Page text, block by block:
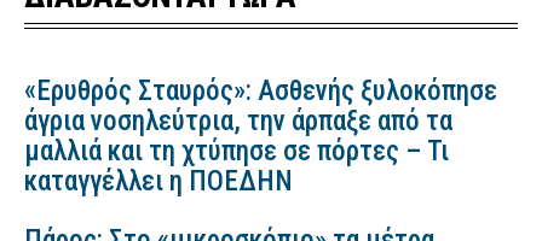
«Ερυθρός Σταυρός»: Ασθενής ξυλοκόπησε
άγρια νοσηλεύτρια, την άρπαξε από τα
μαλλιά και τη χτύπησε σε πόρτες – Τι
καταγγέλλει η ΠΟΕΔΗΝ